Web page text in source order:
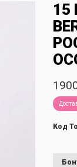
15
Код